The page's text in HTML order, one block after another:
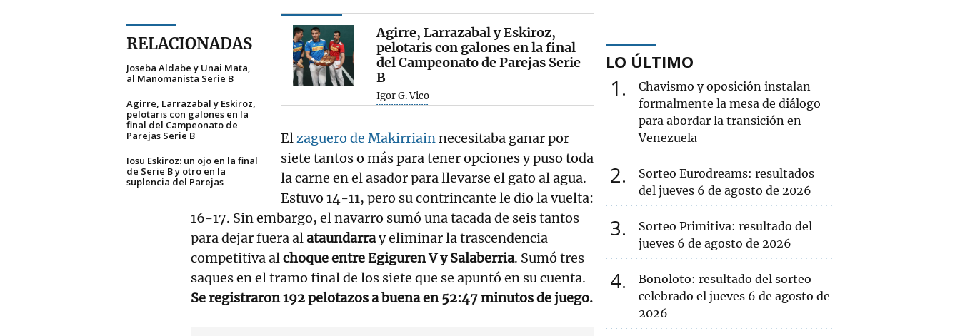
RELACIONADAS
Joseba Aldabe y Unai Mata,
al Manomanista Serie B
Agirre, Larrazabal y Eskiroz,
pelotaris con galones en la
final del Campeonato de
Parejas Serie B
Iosu Eskiroz: un ojo en la final
de Serie B y otro en la
suplencia del Parejas
Agirre, Larrazabal y Eskiroz,
pelotaris con galones en la final
del Campeonato de Parejas Serie
B
Igor G. Vico
Elzaguero de Makirriainnecesitaba ganar por
siete tantos o más para tener opciones y puso toda
la carne en el asador para llevarse el gato al agua.
Estuvo 14-11, pero su contrincante le dio la vuelta:
16-17. Sin embargo, el navarro sumó una tacada de seis tantos
para dejar fuera alataundarray eliminar la trascendencia
competitiva alchoque entre Egiguren V y Salaberria. Sumó tres
saques en el tramo final de los siete que se apuntó en su cuenta.
Se registraron 192 pelotazos a buena en 52:47 minutos de juego.
LO ÚLTIMO
1
Chavismo y oposición instalan
formalmente la mesa de diálogo
para abordar la transición en
Venezuela
2
Sorteo Eurodreams: resultados
del jueves 6 de agosto de 2026
3
Sorteo Primitiva: resultado del
jueves 6 de agosto de 2026
4
Bonoloto: resultado del sorteo
celebrado el jueves 6 de agosto de
2026